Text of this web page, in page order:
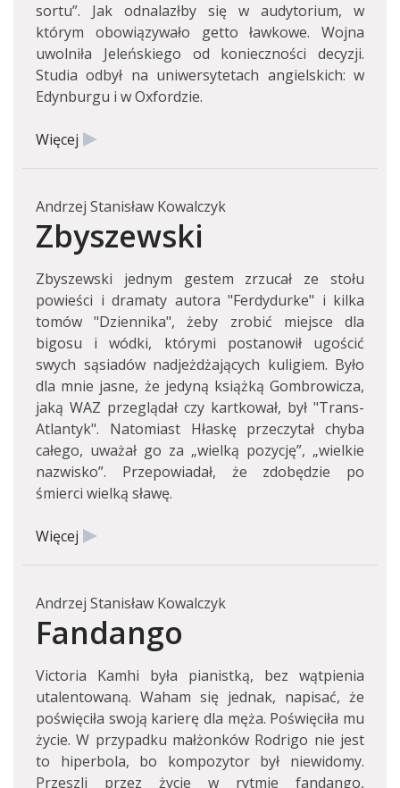
sortu”. Jak odnalazłby się w audytorium, w
którym obowiązywało getto ławkowe. Wojna
uwolniła Jeleńskiego od konieczności decyzji.
Studia odbył na uniwersytetach angielskich: w
Edynburgu i w Oxfordzie.
Więcej
Andrzej Stanisław Kowalczyk
Zbyszewski
Zbyszewski jednym gestem zrzucał ze stołu
powieści i dramaty autora "Ferdydurke" i kilka
tomów "Dziennika", żeby zrobić miejsce dla
bigosu i wódki, którymi postanowił ugościć
swych sąsiadów nadjeżdżających kuligiem. Było
dla mnie jasne, że jedyną książką Gombrowicza,
jaką WAZ przeglądał czy kartkował, był "Trans-
Atlantyk". Natomiast Hłaskę przeczytał chyba
całego, uważał go za „wielką pozycję”, „wielkie
nazwisko”. Przepowiadał, że zdobędzie po
śmierci wielką sławę.
Więcej
Andrzej Stanisław Kowalczyk
Fandango
Victoria Kamhi była pianistką, bez wątpienia
utalentowaną. Waham się jednak, napisać, że
poświęciła swoją karierę dla męża. Poświęciła mu
życie. W przypadku małżonków Rodrigo nie jest
to hiperbola, bo kompozytor był niewidomy.
Przeszli przez życie w rytmie fandango,